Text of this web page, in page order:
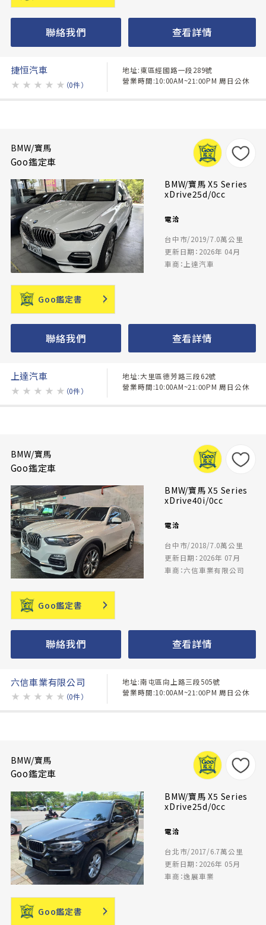
聯絡我們 查看詳情
捷恒汽車
★ ★ ★ ★ ★ （0件）
地址:東區經國路一段289號
營業時間:10:00AM~21:00PM 周日公休
BMW/寶馬
Goo鑑定車
BMW/寶馬 X5 Series
xDrive25d/0cc
電洽
台中市/2019/7.0萬公里
更新日期：2026年 04月
車商：上達汽車
Goo鑑定書
聯絡我們 查看詳情
上達汽車
★ ★ ★ ★ ★ （0件）
地址:大里區德芳路三段62號
營業時間:10:00AM~21:00PM 周日公休
BMW/寶馬
Goo鑑定車
BMW/寶馬 X5 Series
xDrive40i/0cc
電洽
台中市/2018/7.0萬公里
更新日期：2026年 07月
車商：六信車業有限公司
Goo鑑定書
聯絡我們 查看詳情
六信車業有限公司
★ ★ ★ ★ ★ （0件）
地址:南屯區向上路三段505號
營業時間:10:00AM~21:00PM 周日公休
BMW/寶馬
Goo鑑定車
BMW/寶馬 X5 Series
xDrive25d/0cc
電洽
台北市/2017/6.7萬公里
更新日期：2026年 05月
車商：逸展車業
Goo鑑定書